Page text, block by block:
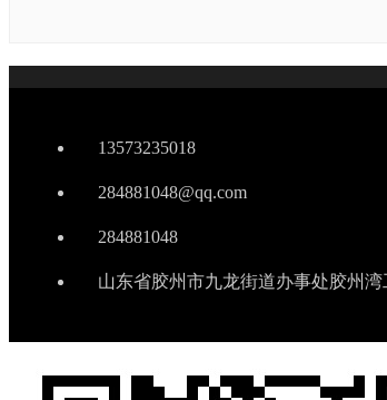
13573235018
284881048@qq.com
284881048
山东省胶州市九龙街道办事处胶州湾